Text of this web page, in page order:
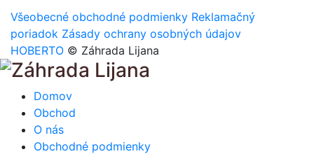
Všeobecné obchodné podmienky Reklamačný
poriadok Zásady ochrany osobných údajov
HOBERTO © Záhrada Lijana
Domov
Obchod
O nás
Obchodné podmienky